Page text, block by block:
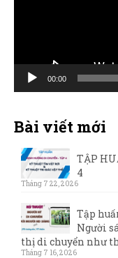
00:00
Bài viết mới
TẬP
4
Tháng 7 22, 2026
Tập
Người
thị di chuyển như
Tháng 7 16, 2026